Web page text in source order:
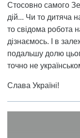
Стосовно самого
дій... Чи то дитяча
то свідома робота
дізнаємось. І в
подальшу долю
точно не
Слава Україні!